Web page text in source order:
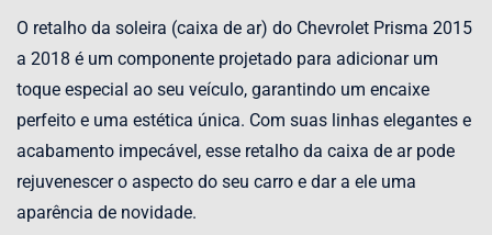
O retalho da soleira (caixa de ar) do Chevrolet Prisma 2015
a 2018 é um componente projetado para adicionar um
toque especial ao seu veículo, garantindo um encaixe
perfeito e uma estética única. Com suas linhas elegantes e
acabamento impecável, esse retalho da caixa de ar pode
rejuvenescer o aspecto do seu carro e dar a ele uma
aparência de novidade.